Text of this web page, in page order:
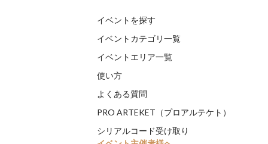
イベントを探す
イベントカテゴリ一覧
イベントエリア一覧
使い方
よくある質問
PRO ARTEKET（プロアルテケト）
シリアルコード受け取り